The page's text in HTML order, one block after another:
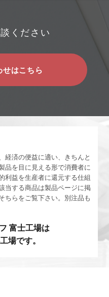
ください
せはこちら
経済の便益に適い、きちんと
品を目に見える形で消費者に
利益を生産者に還元する仕組
当する商品は製品ページに掲
ちらをご覧下さい。別注品も
富士工場は
場です。